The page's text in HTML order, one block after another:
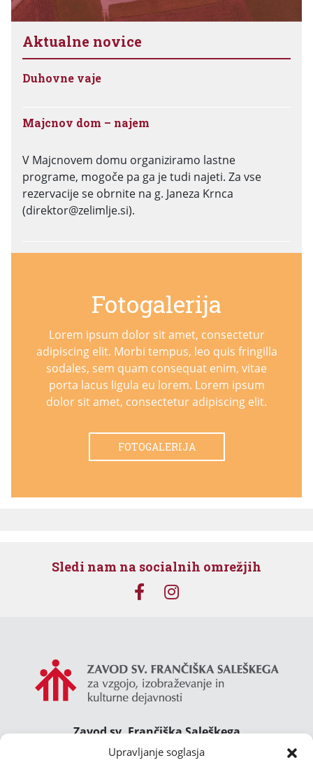
Upravljanje soglasja
Aktualne novice
Duhovne vaje
Majcnov dom – najem
V Majcnovem domu organiziramo lastne
programe, mogoče pa ga je tudi najeti. Za vse
rezervacije se obrnite na g. Janeza Krnca
(direktor@zelimlje.si).
Fotogalerija
Lorem ipsum dolor sit amet, consectetur
adipiscing elit. Morbi tempus, leo quis fringilla
sodales, sem quam consequat enim, vitae
porta lacus ligula eu lorem. Lorem ipsum
dolor sit amet, consectetur adipiscing elit.
FOTOGALERIJA
Sledi nam na socialnih omrežjih
Zavod sv. Frančiška Saleškega
Gimnazija Želimlje ° Dom Janeza Boska ° Majcnov